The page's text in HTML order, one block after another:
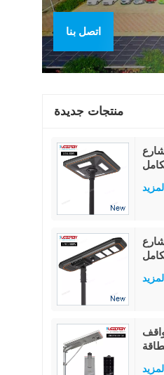
اتصل بنا
منتجات جديدة
في